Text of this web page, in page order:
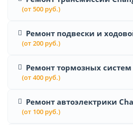
(от 500 руб.)
Ремонт подвески и
(от 200 руб.)
Ремонт тормозных систем
(от 400 руб.)
Ремонт автоэлектрики
(от 100 руб.)